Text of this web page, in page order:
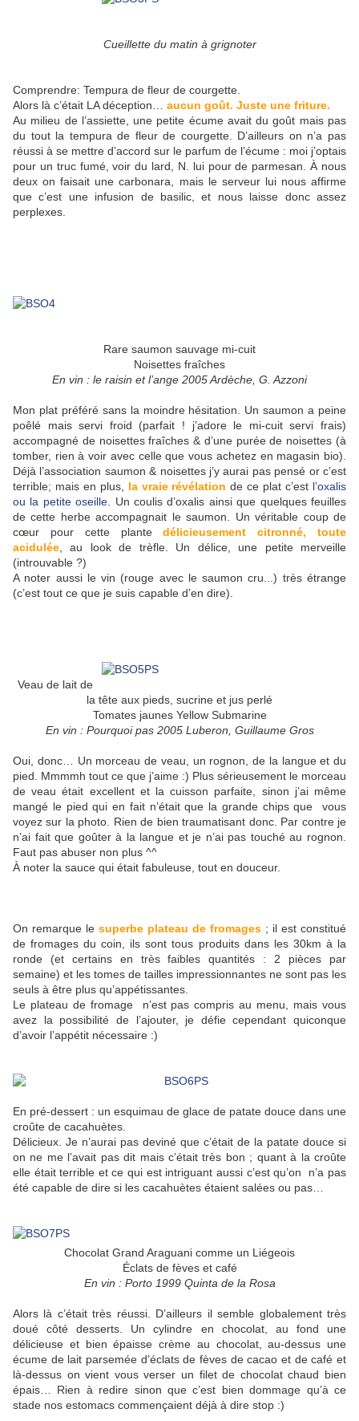
Cueillette du matin à grignoter
Comprendre: Tempura de fleur de courgette.
Alors là c’était LA déception… aucun goût. Juste une friture.
Au milieu de l’assiette, une petite écume avait du goût mais pas
du tout la tempura de fleur de courgette. D’ailleurs on n’a pas
réussi à se mettre d’accord sur le parfum de l’écume : moi j’optais
pour un truc fumé, voir du lard, N. lui pour de parmesan. À nous
deux on faisait une carbonara, mais le serveur lui nous affirme
que c’est une infusion de basilic, et nous laisse donc assez
perplexes.
Rare saumon sauvage mi-cuit
Noisettes fraîches
En vin : le raisin et l’ange 2005 Ardèche, G. Azzoni
Mon plat préféré sans la moindre hésitation. Un saumon a peine
poêlé mais servi froid (parfait ! j’adore le mi-cuit servi frais)
accompagné de noisettes fraîches & d’une purée de noisettes (à
tomber, rien à voir avec celle que vous achetez en magasin bio).
Déjà l’association saumon & noisettes j’y aurai pas pensé or c’est
terrible; mais en plus, la vraie révélation de ce plat c’est l’oxalis
ou la petite oseille . Un coulis d’oxalis ainsi que quelques feuilles
de cette herbe accompagnait le saumon. Un véritable coup de
cœur pour cette plantedélicieusement citronné, toute
acidulée , au look de trèfle. Un délice, une petite merveille
(introuvable ?)
A noter aussi le vin (rouge avec le saumon cru...) très étrange
(c’est tout ce que je suis capable d’en dire).
Veau de lait de
la tête aux pieds, sucrine et jus perlé
Tomates jaunes Yellow Submarine
En vin : Pourquoi pas 2005 Luberon, Guillaume Gros
Oui, donc… Un morceau de veau, un rognon, de la langue et du
pied. Mmmmh tout ce que j’aime :) Plus sérieusement le morceau
de veau était excellent et la cuisson parfaite, sinon j’ai même
mangé le pied qui en fait n’était que la grande chips que vous
voyez sur la photo. Rien de bien traumatisant donc. Par contre je
n’ai fait que goûter à la langue et je n’ai pas touché au rognon.
Faut pas abuser non plus ^^
À noter la sauce qui était fabuleuse, tout en douceur.
On remarque le superbe plateau de fromages ; il est constitué
de fromages du coin, ils sont tous produits dans les 30km à la
ronde (et certains en très faibles quantités : 2 pièces par
semaine) et les tomes de tailles impressionnantes ne sont pas les
seuls à être plus qu’appétissantes.
Le plateau de fromage n’est pas compris au menu, mais vous
avez la possibilité de l’ajouter, je défie cependant quiconque
d’avoir l’appétit nécessaire :)
En pré-dessert : un esquimau de glace de patate douce dans une
croûte de cacahuètes.
Délicieux. Je n’aurai pas deviné que c’était de la patate douce si
on ne me l’avait pas dit mais c’était très bon ; quant à la croûte
elle était terrible et ce qui est intriguant aussi c’est qu’on n’a pas
été capable de dire si les cacahuètes étaient salées ou pas…
Chocolat Grand Araguani comme un Liégeois
Éclats de fèves et café
En vin : Porto 1999 Quinta de la Rosa
Alors là c’était très réussi. D’ailleurs il semble globalement très
doué côté desserts. Un cylindre en chocolat, au fond une
délicieuse et bien épaisse crème au chocolat, au-dessus une
écume de lait parsemée d’éclats de fèves de cacao et de café et
là-dessus on vient vous verser un filet de chocolat chaud bien
épais… Rien à redire sinon que c’est bien dommage qu’à ce
stade nos estomacs commençaient déjà à dire stop :)